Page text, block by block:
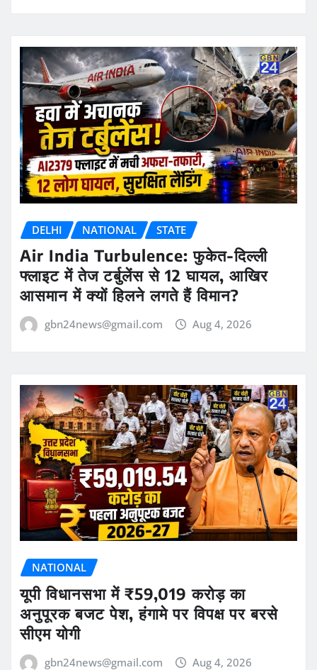
DELHI NATIONAL STATE
Air India Turbulence: फुकेत-दिल्ली
फ्लाइट में तेज टर्बुलेंस से 12 घायल, आखिर
आसमान में क्यों हिलने लगते हैं विमान?
gbn24news@gmail.com Aug 4, 2026
NATIONAL
यूपी विधानसभा में ₹59,019 करोड़ का
अनुपूरक बजट पेश, हंगामे पर विपक्ष पर बरसे
सीएम योगी
gbn24news@gmail.com Aug 4, 2026